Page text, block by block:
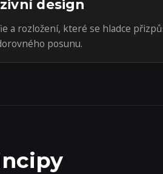
design
a rozložení, které se hladce
posunu.